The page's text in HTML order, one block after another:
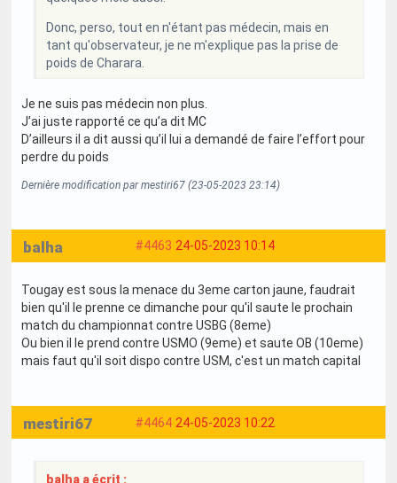
Donc, perso, tout en n'étant pas médecin, mais en
tant qu'observateur, je ne m'explique pas la prise de
poids de Charara.
Je ne suis pas médecin non plus.
J’ai juste rapporté ce qu’a dit MC
D’ailleurs il a dit aussi qu’il lui a demandé de faire l’effort pour
perdre du poids
Dernière modification par mestiri67 (23-05-2023 23:14)
#4463 24-05-2023 10:14
balha
Tougay est sous la menace du 3eme carton jaune, faudrait
bien qu'il le prenne ce dimanche pour qu'il saute le prochain
match du championnat contre USBG (8eme)
Ou bien il le prend contre USMO (9eme) et saute OB (10eme)
mais faut qu'il soit dispo contre USM, c'est un match capital
#4464 24-05-2023 10:22
mestiri67
balha a écrit :